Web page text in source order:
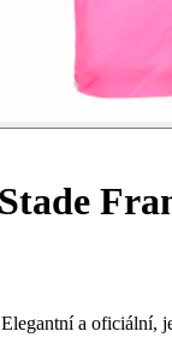
a oficiální,